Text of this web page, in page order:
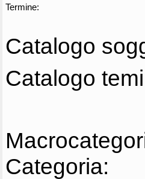
Termine:
Catalogo
Catalogo
Categoria: